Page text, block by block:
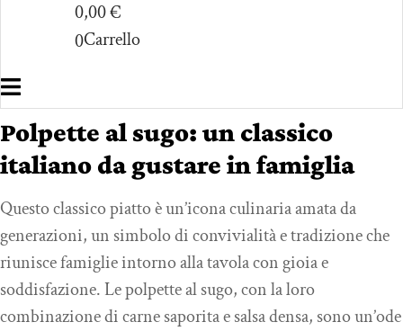
0,00€
0Carrello
Polpette al sugo: un classico
italiano da gustare in famiglia
Questo classico piatto è un’icona culinaria amata da
generazioni, un simbolo di convivialità e tradizione che
riunisce famiglie intorno alla tavola con gioia e
soddisfazione. Le polpette al sugo, con la loro
combinazione di carne saporita e salsa densa, sono un’ode